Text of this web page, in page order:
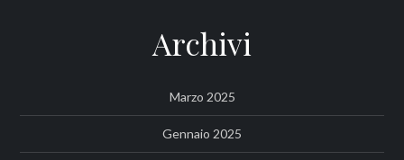
Archivi
Marzo 2025
Gennaio 2025